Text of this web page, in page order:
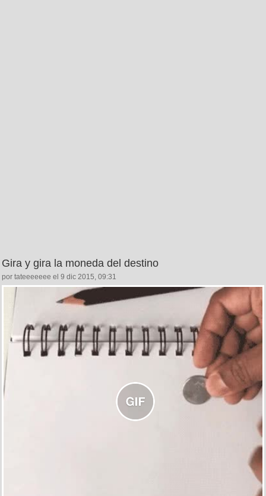
Gira y gira la moneda del destino
por tateeeeeee el 9 dic 2015, 09:31